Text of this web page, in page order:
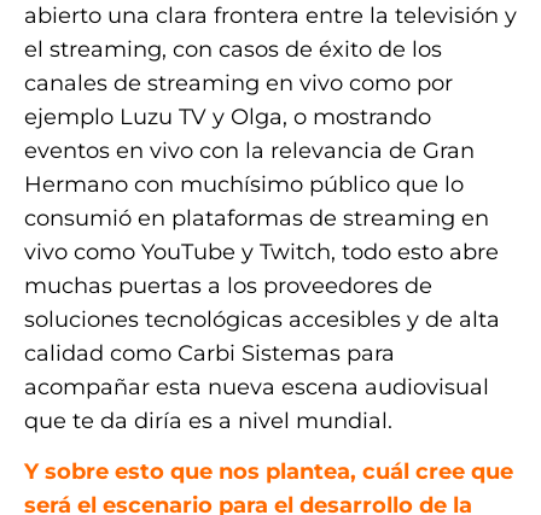
abierto una clara frontera entre la televisión y
el streaming, con casos de éxito de los
canales de streaming en vivo como por
ejemplo Luzu TV y Olga, o mostrando
eventos en vivo con la relevancia de Gran
Hermano con muchísimo público que lo
consumió en plataformas de streaming en
vivo como YouTube y Twitch, todo esto abre
muchas puertas a los proveedores de
soluciones tecnológicas accesibles y de alta
calidad como Carbi Sistemas para
acompañar esta nueva escena audiovisual
que te da diría es a nivel mundial.
Y sobre esto que nos plantea, cuál cree que
será el escenario para el desarrollo de la